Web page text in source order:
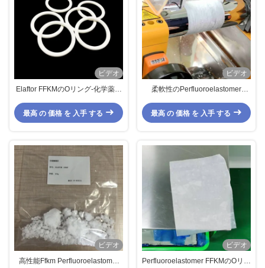
ビデオ
Elaftor FFKMのOリング-化学薬品
ング解決
最高 の 価格 を 入手 する
ビデオ
柔軟性のPerfluoroelastomer
トの影響が大きい抵抗
最高 の 価格 を 入手 する
ビデオ
高性能Ffkm Perfluoroelastomer
ビデオ
Perfluoroelastomer FFKMのOリン